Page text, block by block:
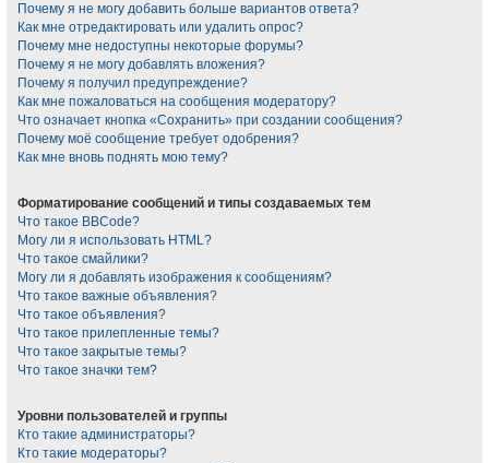
Почему я не могу добавить больше вариантов ответа?
Как мне отредактировать или удалить опрос?
Почему мне недоступны некоторые форумы?
Почему я не могу добавлять вложения?
Почему я получил предупреждение?
Как мне пожаловаться на сообщения модератору?
Что означает кнопка «Сохранить» при создании сообщения?
Почему моё сообщение требует одобрения?
Как мне вновь поднять мою тему?
Форматирование сообщений и типы создаваемых тем
Что такое BBCode?
Могу ли я использовать HTML?
Что такое смайлики?
Могу ли я добавлять изображения к сообщениям?
Что такое важные объявления?
Что такое объявления?
Что такое прилепленные темы?
Что такое закрытые темы?
Что такое значки тем?
Уровни пользователей и группы
Кто такие администраторы?
Кто такие модераторы?